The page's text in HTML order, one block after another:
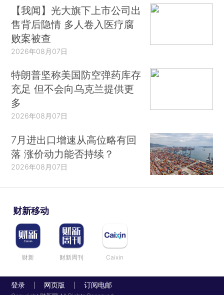
【我闻】光大旗下上市公司出
售背后隐情 多人卷入医疗腐
败案被查
2026年08月07日
特朗普坚称美国防空弹药库存
充足 但不会向乌克兰提供更
多
2026年08月07日
7月进出口增速从高位略有回
落 涨价动力能否持续？
2026年08月07日
财新移动
财新 财新周刊 Caixin
登录 网页版 订阅电邮